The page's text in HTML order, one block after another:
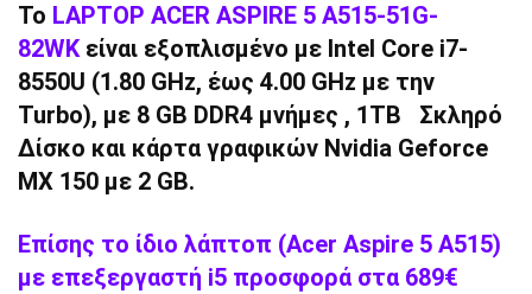
To LAPTOP ACER ASPIRE 5 A515-51G-
82WK είναι εξοπλισμένο με Intel Core i7-
8550U (1.80 GHz, έως 4.00 GHz με την
Turbo), με 8 GB DDR4 μνήμες , 1ΤΒ Σκληρό
Δίσκο και κάρτα γραφικών Nvidia Geforce
MX 150 με 2 GB.
Επίσης το ίδιο λάπτοπ (Αcer Αspire 5 Α515)
με επεξεργαστή i5 προσφορά στα 689€